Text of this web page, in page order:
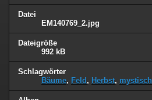
Datei
EM140769_2.jpg
Dateigröße
992 kB
Schlagwörter
Bäume, Feld , Herbst, mystisch